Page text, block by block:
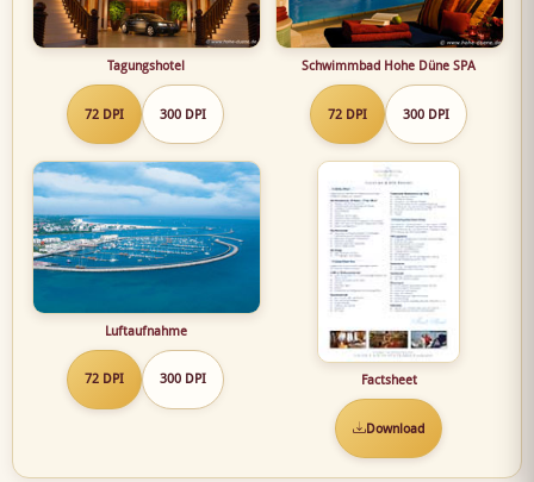
Tagungshotel
72 DPI 300 DPI
Schwimmbad Hohe Düne SPA
72 DPI 300 DPI
Luftaufnahme
72 DPI 300 DPI Factsheet
Download